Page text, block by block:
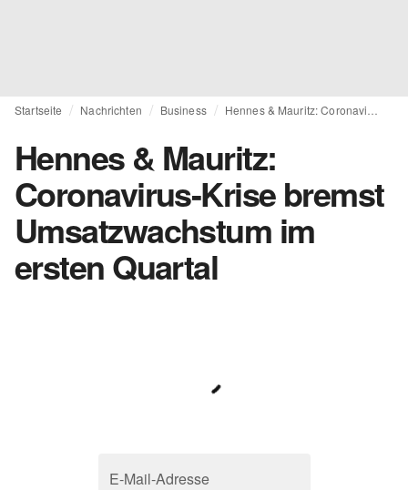
Startseite Nachrichten Business
Hennes & Mauritz:
Coronavirus-Krise bremst
Umsatzwachstum im
ersten Quartal
E-Mail-Adresse